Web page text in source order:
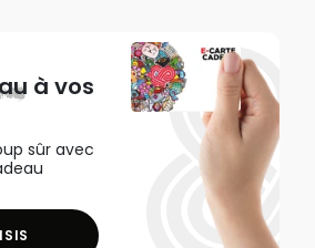
à vos
sûr avec